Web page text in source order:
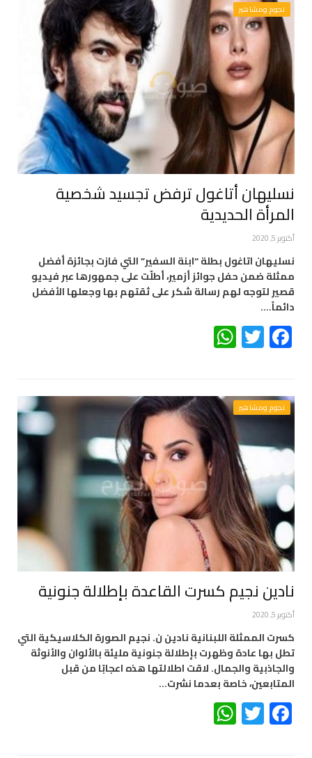
نجوم ومشاهير
نسليهان أتاغول ترفض تجسيد شخصية
المرأة الحديدية
أكتوبر 5, 2020
نسليهان اتاغول بطلة “ابنة السفير” التي فازت بجائزة أفضل
ممثلة ضمن حفل جوائز أزمير، أطلّت على جمهورها عبر فيديو
قصير لتوجه لهم رسالة شكر على ثقتهم بها وجعلها الأفضل
دائماً.…
Facebook
Twitter
نجوم ومشاهير
نادين نجيم كسرت القاعدة بإطلالة جنونية
أكتوبر 5, 2020
كسرت الممثلة اللبنانية نادين ن. نجيم الصورة الكلاسيكية التي
تطل بها عادة وظهرت بإطلالة جنونية مليئة بالألوان والأنوثة
والجاذبية والجمال. لاقت اطلالتها هذه اعجابًا من قبل
المتابعين، خاصة بعدما نشرت…
Facebook
Twitter